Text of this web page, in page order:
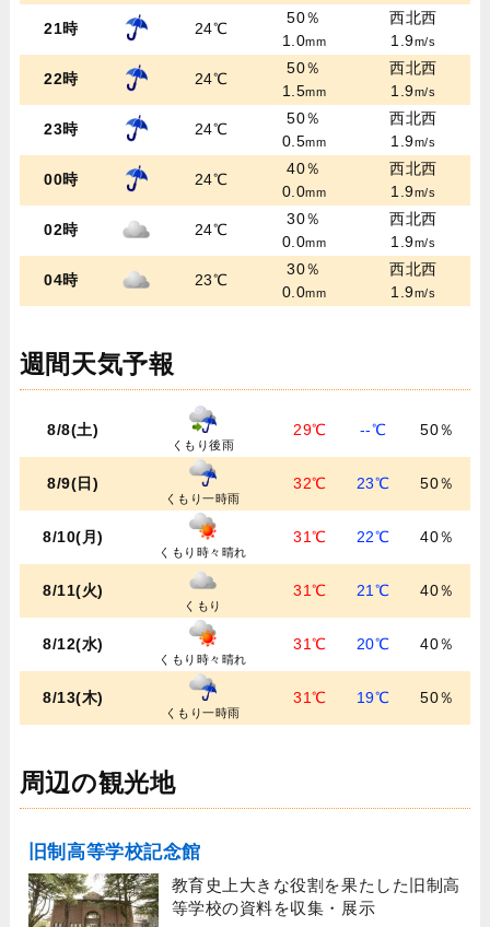
21時 24℃
50％
1.0mm
西北西
1.9m/s
22時 24℃
50％
1.5mm
西北西
1.9m/s
23時 24℃
50％
0.5mm
西北西
1.9m/s
00時 24℃
40％
0.0mm
西北西
1.9m/s
02時 24℃
30％
0.0mm
西北西
1.9m/s
04時 23℃
30％
0.0mm
西北西
1.9m/s
週間天気予報
8/8(土)
くもり後雨
29℃ --℃ 50％
8/9(日)
くもり一時雨
32℃ 23℃ 50％
8/10(月)
くもり時々晴れ
31℃ 22℃ 40％
8/11(火)
くもり
31℃ 21℃ 40％
8/12(水)
くもり時々晴れ
31℃ 20℃ 40％
8/13(木)
くもり一時雨
31℃ 19℃ 50％
周辺の観光地
旧制高等学校記念館
教育史上大きな役割を果たした旧制高
等学校の資料を収集・展示